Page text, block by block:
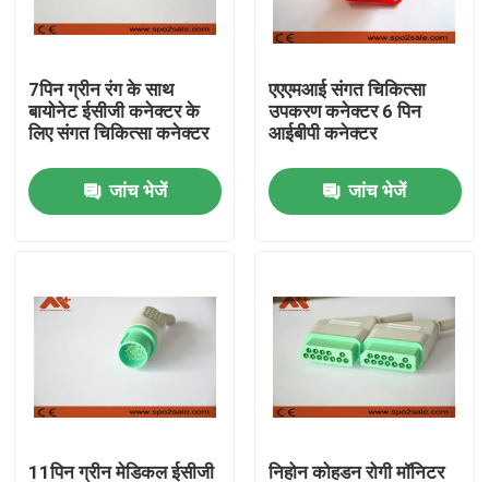
गुणवत्ता नियंत्रण
हमसे संपर्क करें
ईसीजी रोगी केबल
रोगी मॉनिटर केबल
पुन: प्रयोज्य खराब 2 सेंसर
7पिन ग्रीन रंग के साथ
बायोनेट ईसीजी कनेक्टर के
लिए संगत चिकित्सा कनेक्टर
जांच भेजें
एएएमआई संगत चिकित्सा
उपकरण कनेक्टर 6 पिन
आईबीपी कनेक्टर
जांच भेजें
11पिन ग्रीन मेडिकल ईसीजी निहोन कोहडन रोगी मॉनिटर